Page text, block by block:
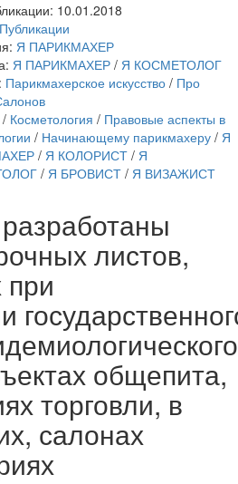
10.01.2018
Публикации
Я ПАРИКМАХЕР
Я ПАРИКМАХЕР / Я КОСМЕТОЛОГ
Парикмахерское искусство / Про
/ Косметология / Правовые аспекты в
/ Начинающему парикмахеру / Я
/ Я КОЛОРИСТ / Я
/ Я БРОВИСТ / Я ВИЗАЖИСТ
листов,
общепита,
торговли, в
салонах